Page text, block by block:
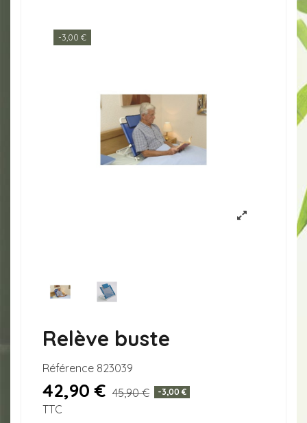
-3,00 €
Relève buste
Référence 823039
42,90 € 45,90 € -3,00 €
TTC